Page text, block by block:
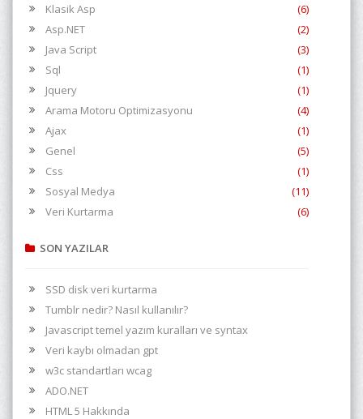
Klasik Asp
(6)
Asp.NET
(2)
Java Script
(3)
Sql
(1)
Jquery
(1)
Arama Motoru Optimizasyonu
(4)
Ajax
(1)
Genel
(5)
Css
(1)
Sosyal Medya
(11)
Veri Kurtarma
(6)
SON YAZILAR
SSD disk veri kurtarma
Tumblr nedir? Nasıl kullanılır?
Javascript temel yazım kuralları ve syntax
Veri kaybı olmadan gpt
w3c standartları wcag
ADO.NET
HTML 5 Hakkında